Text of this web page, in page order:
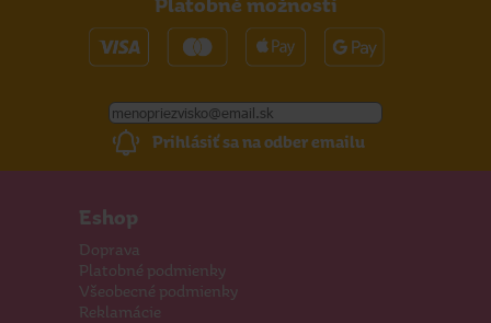
Platobné možnosti
Prihlásiť sa na odber emailu
Eshop
Doprava
Platobné podmienky
Všeobecné podmienky
Reklamácie